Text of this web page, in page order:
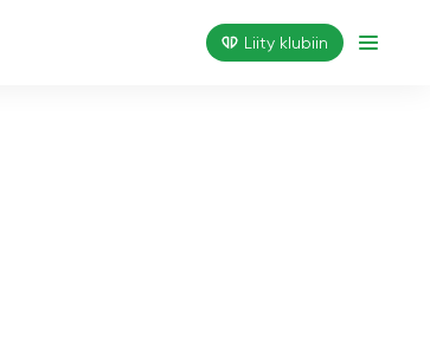
Liity klubiin